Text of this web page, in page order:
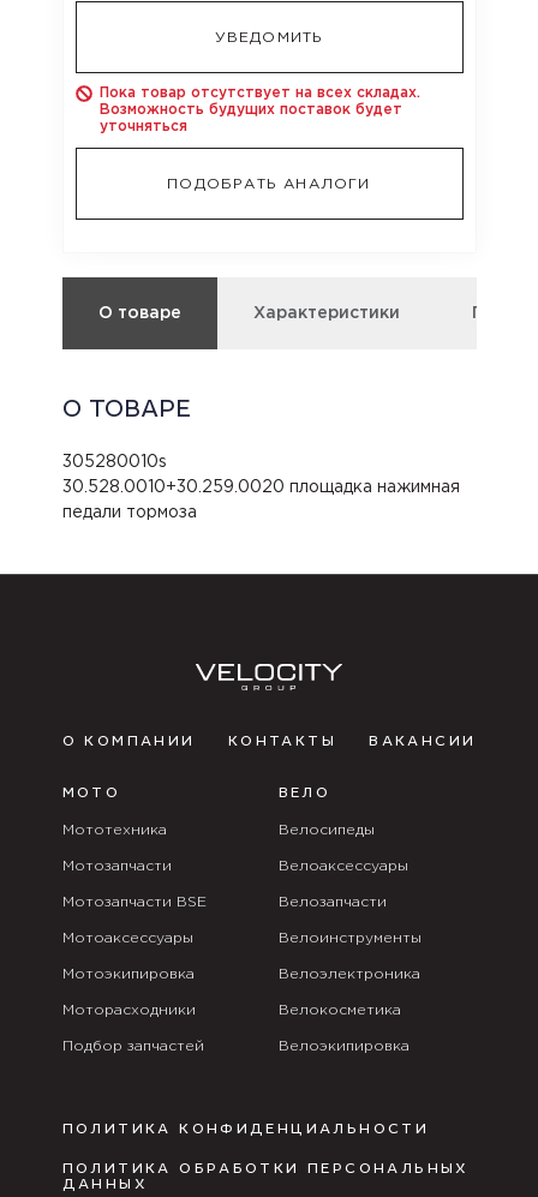
О товаре Характеристики
О ТОВАРЕ
305280010s
30.528.0010+30.259.0020 площадка нажимная
педали тормоза
УВЕДОМИТЬ
Пока товар отсутствует на всех складах.
Возможность будущих поставок будет
уточняться
ПОДОБРАТЬ АНАЛОГИ
О КОМПАНИИ КОНТАКТЫ ВАКАНСИИ
МОТО
Мототехника
Мотозапчасти
Мотозапчасти BSE
Мотоаксессуары
Мотоэкипировка
Моторасходники
Подбор запчастей
ВЕЛО
Велосипеды
Велоаксессуары
Велозапчасти
Велоинструменты
Велоэлектроника
Велокосметика
Велоэкипировка
ПОЛИТИКА КОНФИДЕНЦИАЛЬНОСТИ
ПОЛИТИКА ОБРАБОТКИ ПЕРСОНАЛЬНЫХ
ДАННЫХ